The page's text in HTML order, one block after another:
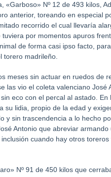
«Garboso» Nº 12 de 493 kilos,
anterior, toreando en especial
recorrido el cual llevaría
por momentos apuros
de forma casi ipso facto,
torero madrileño.
meses sin actuar en ruedos de
las vio el coleta valenciano
eco con el percal al astado.
su lidia, propio de la edad y
y sin trascendencia a lo hecho
Antonio que abreviar
cuando hay otros
Nº 91 de 450 kilos que